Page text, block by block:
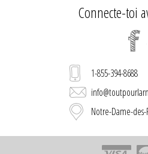
Connecte-toi
1-855-394-8688
Notre-Dame-